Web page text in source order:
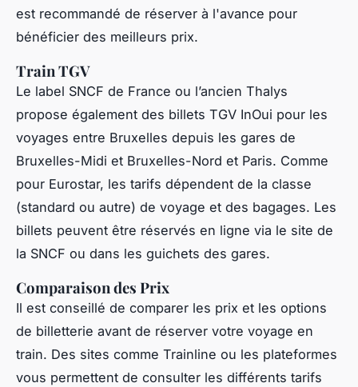
est recommandé de réserver à l'avance pour
bénéficier des meilleurs prix.
Train TGV
Le label SNCF de France ou l’ancien Thalys
propose également des billets TGV InOui pour les
voyages entre Bruxelles depuis les gares de
Bruxelles-Midi et Bruxelles-Nord et Paris. Comme
pour Eurostar, les tarifs dépendent de la classe
(standard ou autre) de voyage et des bagages. Les
billets peuvent être réservés en ligne via le site de
la SNCF ou dans les guichets des gares.
Comparaison des Prix
Il est conseillé de comparer les prix et les options
de billetterie avant de réserver votre voyage en
train. Des sites comme Trainline ou les plateformes
vous permettent de consulter les différents tarifs